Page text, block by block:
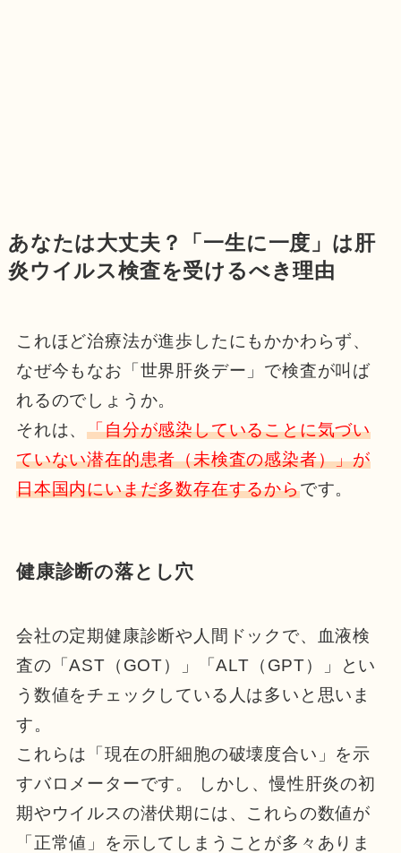
あなたは大丈夫？「一生に一度」は肝
炎ウイルス検査を受けるべき理由
これほど治療法が進歩したにもかかわらず、
なぜ今もなお「世界肝炎デー」で検査が叫ば
れるのでしょうか。
それは、「自分が感染していることに気づい
ていない潜在的患者（未検査の感染者）」が
日本国内にいまだ多数存在するからです。
健康診断の落とし穴
会社の定期健康診断や人間ドックで、血液検
査の「AST（GOT）」「ALT（GPT）」とい
う数値をチェックしている人は多いと思いま
す。
これらは「現在の肝細胞の破壊度合い」を示
すバロメーターです。 しかし、慢性肝炎の初
期やウイルスの潜伏期には、これらの数値が
「正常値」を示してしまうことが多々ありま